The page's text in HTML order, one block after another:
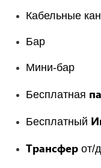
Кабельные
Бар
Мини-бар
Бесплатная
Бесплатный
Трансфер от/